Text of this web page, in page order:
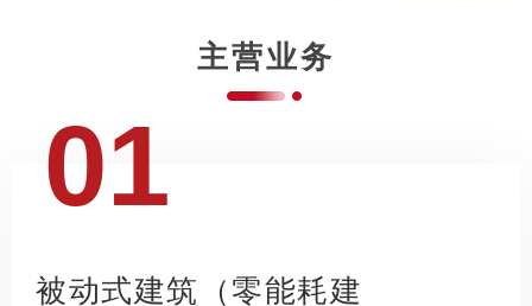
主营业务
被动式建筑（零能耗建
01